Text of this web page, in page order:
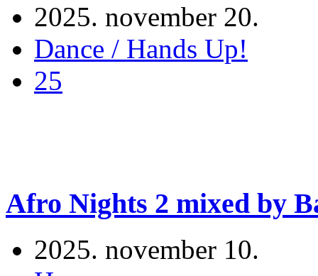
2025. november 20.
Dance / Hands Up!
25
Afro Nights 2 mixed by
2025. november 10.